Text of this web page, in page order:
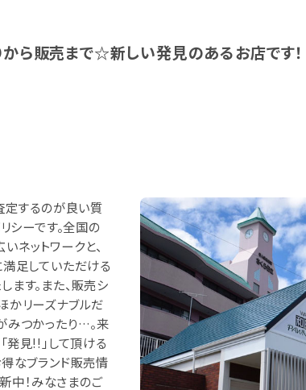
ら販売まで☆新しい発見のあるお店です！
定するのが良い質
シーです。全国の
ネットワークと、
足していただける
す。また、販売シ
かリーズナブルだ
みつかったり…。来
発見!!」して頂ける
なブランド販売情
！みなさまのご